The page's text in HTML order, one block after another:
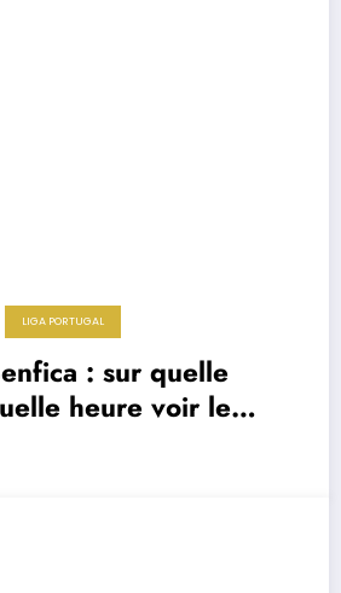
LIGA PORTUGAL
: sur quelle
heure voir le